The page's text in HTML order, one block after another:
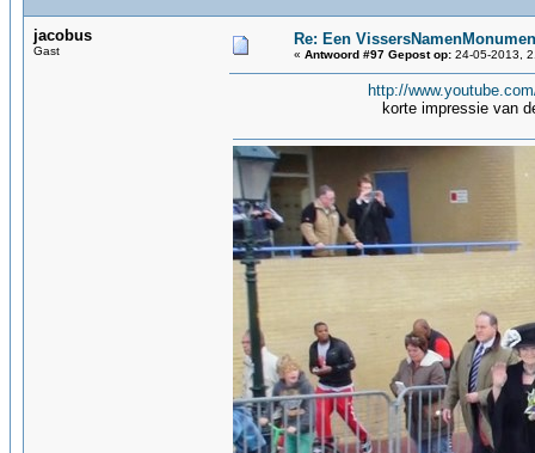
jacobus
Gast
Re: Een
« Antwoord #97 Gepost op: 24-05-2013,
http://
korte impressie van